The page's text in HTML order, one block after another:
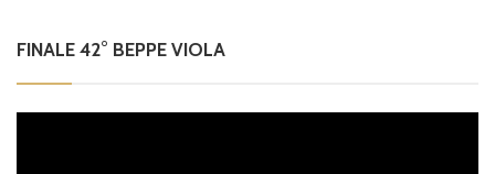
FINALE 42° BEPPE VIOLA